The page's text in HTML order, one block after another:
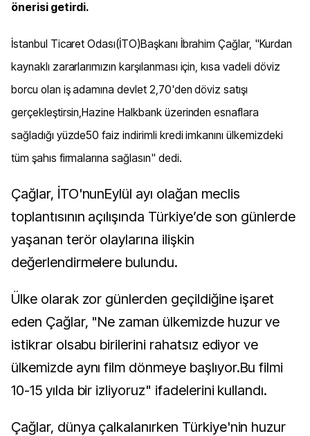
önerisi getirdi.
İstanbul Ticaret Odası(İTO)Başkanı İbrahim Çağlar, "Kurdan
kaynaklı zararlarımızın karşılanması için, kısa vadeli döviz
borcu olan iş adamına devlet 2,70'den döviz satışı
gerçekleştirsin,Hazine Halkbank üzerinden esnaflara
sağladığı yüzde50 faiz indirimli kredi imkanını ülkemizdeki
tüm şahıs firmalarına sağlasın" dedi.
Çağlar, İTO'nunEylül ayı olağan meclis
toplantısının açılışında Türkiye’de son günlerde
yaşanan terör olaylarına ilişkin
değerlendirmelere bulundu.
Ülke olarak zor günlerden geçildiğine işaret
eden Çağlar, "Ne zaman ülkemizde huzur ve
istikrar olsabu birilerini rahatsız ediyor ve
ülkemizde aynı film dönmeye başlıyor.Bu filmi
10-15 yılda bir izliyoruz" ifadelerini kullandı.
Çağlar, dünya çalkalanırken Türkiye'nin huzur